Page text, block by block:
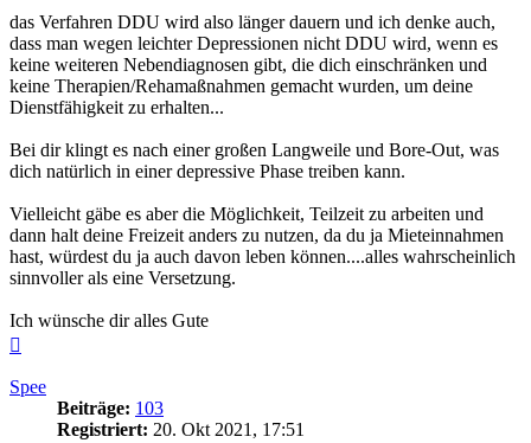
das Verfahren DDU wird also länger dauern und ich denke auch,
dass man wegen leichter Depressionen nicht DDU wird, wenn es
keine weiteren Nebendiagnosen gibt, die dich einschränken und
keine Therapien/Rehamaßnahmen gemacht wurden, um deine
Dienstfähigkeit zu erhalten...
Bei dir klingt es nach einer großen Langweile und Bore-Out, was
dich natürlich in einer depressive Phase treiben kann.
Vielleicht gäbe es aber die Möglichkeit, Teilzeit zu arbeiten und
dann halt deine Freizeit anders zu nutzen, da du ja Mieteinnahmen
hast, würdest du ja auch davon leben können....alles wahrscheinlich
sinnvoller als eine Versetzung.
Ich wünsche dir alles Gute
Spee
Beiträge: 103
Registriert: 20. Okt 2021, 17:51